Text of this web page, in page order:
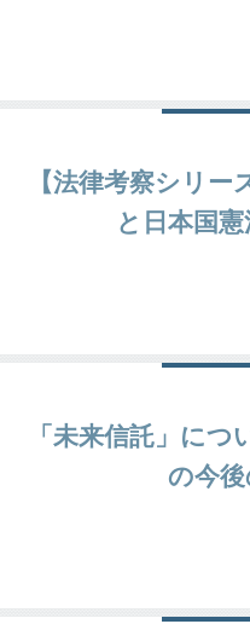
【法律考察シリ
と日本国憲
「未来信託」に
の今後